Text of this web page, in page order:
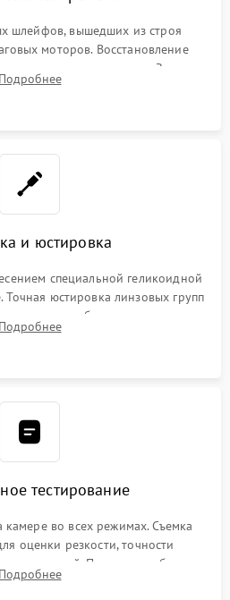
шлейфов, вышедших из строя
моторов. Восстановление
при заклинивании зума. Замена
датчиков положения или
Подробнее
и юстировка
специальной геликоидной
юстировка линзовых групп
способом для устранения
бэк
Подробнее
тестирование
камере во всех режимах. Съемка
оценки резкости, точности
искажений. Проверка работы
значениях и тестирование
Подробнее